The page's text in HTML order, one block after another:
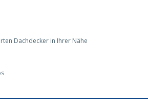
Dachdecker in Ihrer Nähe